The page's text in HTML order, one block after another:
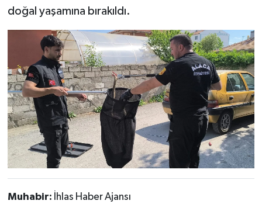
doğal yaşamına bırakıldı.
Muhabir: İhlas Haber Ajansı